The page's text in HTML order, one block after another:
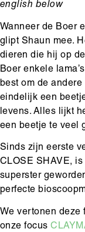
english below
Wanneer de Boer
glipt Shaun mee.
dieren die hij op
Boer enkele
best om de
eindelijk een
levens. Alles lijkt
een beetje te veel
Sinds zijn eerste
CLOSE SHAVE,
superster
perfecte
We vertonen deze
onze focus